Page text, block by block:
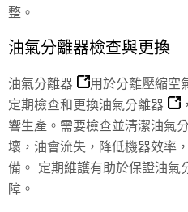
整。
油氣分離器檢查與更換
油氣分離器
用於分離壓縮空
定期檢查和更換油氣分離器
響生產。需要檢查並清潔油氣
壞，油會流失，降低機器效率
備。 定期維護有助於保證油氣
障。